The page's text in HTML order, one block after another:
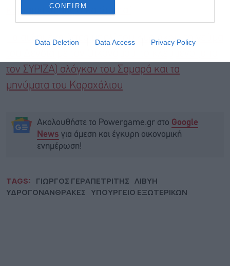
CONFIRM
Data Deletion Data Access Privacy Policy
κυριαρχικά μας δικαιώματα”
Τα αυξημένα “ντεσιμπέλ” του Κυριάκου, το γεύμα
τον ΣΥΡΙΖΑ) σλόγκαν του Σαμαρά και τα
μηνύματα του Καραχάλιου
Ακολουθήστε το Powergame.gr στο Google
News για άμεση και έγκυρη οικονομική
ενημέρωση!
TAGS: ΓΙΩΡΓΟΣ ΓΕΡΑΠΕΤΡΙΤΗΣ ΛΙΒΥΗ
ΥΔΡΟΓΟΝΑΝΘΡΑΚΕΣ ΥΠΟΥΡΓΕΙΟ ΕΞΩΤΕΡΙΚΩΝ